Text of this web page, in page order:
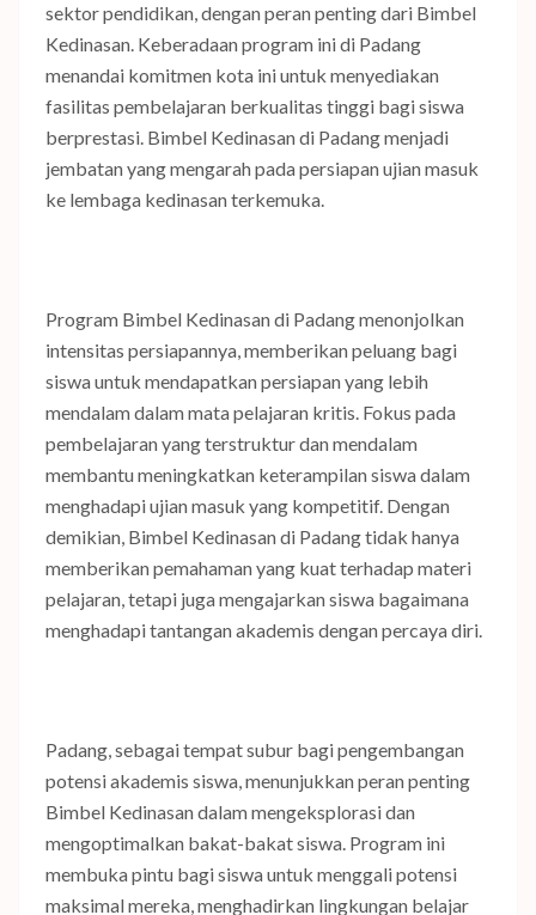
sektor pendidikan, dengan peran penting dari Bimbel
Kedinasan. Keberadaan program ini di Padang
menandai komitmen kota ini untuk menyediakan
fasilitas pembelajaran berkualitas tinggi bagi siswa
berprestasi. Bimbel Kedinasan di Padang menjadi
jembatan yang mengarah pada persiapan ujian masuk
ke lembaga kedinasan terkemuka.
Program Bimbel Kedinasan di Padang menonjolkan
intensitas persiapannya, memberikan peluang bagi
siswa untuk mendapatkan persiapan yang lebih
mendalam dalam mata pelajaran kritis. Fokus pada
pembelajaran yang terstruktur dan mendalam
membantu meningkatkan keterampilan siswa dalam
menghadapi ujian masuk yang kompetitif. Dengan
demikian, Bimbel Kedinasan di Padang tidak hanya
memberikan pemahaman yang kuat terhadap materi
pelajaran, tetapi juga mengajarkan siswa bagaimana
menghadapi tantangan akademis dengan percaya diri.
Padang, sebagai tempat subur bagi pengembangan
potensi akademis siswa, menunjukkan peran penting
Bimbel Kedinasan dalam mengeksplorasi dan
mengoptimalkan bakat-bakat siswa. Program ini
membuka pintu bagi siswa untuk menggali potensi
maksimal mereka, menghadirkan lingkungan belajar